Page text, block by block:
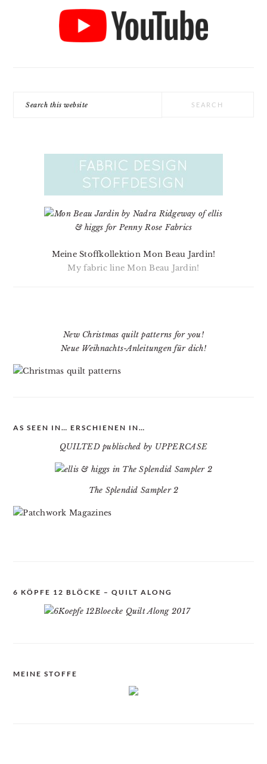
Meine Stoffkollektion Mon Beau Jardin!
My fabric line Mon Beau Jardin!
New Christmas quilt patterns for you!
Neue Weihnachts-Anleitungen für dich!
AS SEEN IN… ERSCHIENEN IN…
QUILTED publisched by UPPERCASE
The Splendid Sampler 2
6 KÖPFE 12 BLÖCKE – QUILT ALONG
MEINE STOFFE